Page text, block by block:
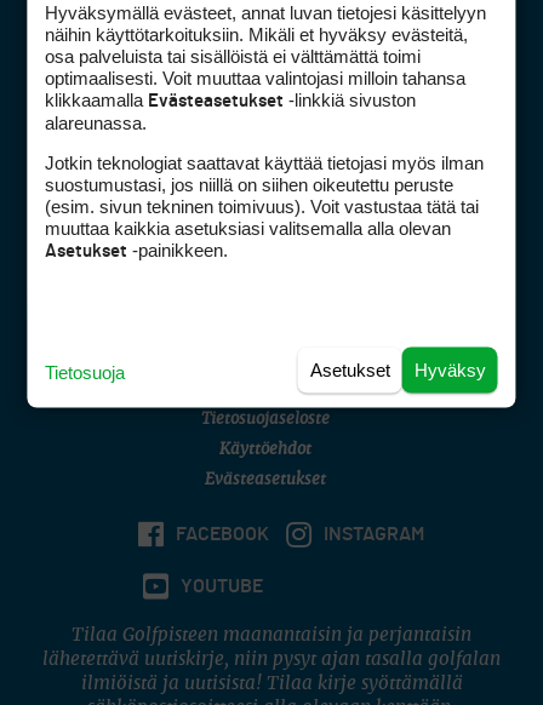
Golfpiste mediakortti
Golfpisteen yhteystiedot
DSA avoimuusraportti
Asiakaspalvelu
(digi) digi@otavamedia.fi
Tietosuojaseloste
Käyttöehdot
Evästeasetukset
FACEBOOK INSTAGRAM
YOUTUBE
Tilaa Golfpisteen maanantaisin ja perjantaisin
lähetettävä uutiskirje, niin pysyt ajan tasalla golfalan
ilmiöistä ja uutisista! Tilaa kirje syöttämällä
Hyväksymällä evästeet, annat luvan tietojesi käsittelyyn
näihin käyttötarkoituksiin. Mikäli et hyväksy evästeitä,
osa palveluista tai sisällöistä ei välttämättä toimi
optimaalisesti. Voit muuttaa valintojasi milloin tahansa
klikkaamalla Evästeasetukset -linkkiä sivuston
alareunassa.
Jotkin teknologiat saattavat käyttää tietojasi myös ilman
suostumustasi, jos niillä on siihen oikeutettu peruste
(esim. sivun tekninen toimivuus). Voit vastustaa tätä tai
muuttaa kaikkia asetuksiasi valitsemalla alla olevan
Asetukset -painikkeen.
Hyväksy
Asetukset
Tietosuoja